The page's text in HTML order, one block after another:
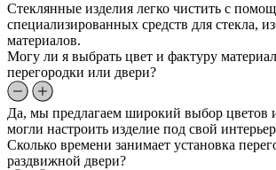
Стеклянные изделия легко чистить с
специализированных средств для стекла,
материалов.
Могу ли я выбрать цвет и фактуру
перегородки или двери?
Да, мы предлагаем широкий выбор цветов
могли настроить изделие под свой
Сколько времени занимает установка
раздвижной двери?